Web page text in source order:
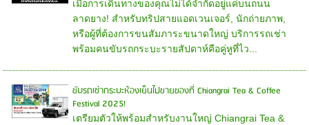
เมื่อการเดินทางของคุณไม่ได้จำกัดอยู่แค่บนถนน
ลาดยาง! สำหรับทริปสายแอดเวนเจอร์, นักถ่ายภาพ,
หรือผู้ที่ต้องการขนสัมภาระขนาดใหญ่ บริการรถเช่า
พร้อมคนขับรถกระบะรายสัปดาห์คือคู่หูที่ไว...
ขับรถเช่ากระบะห้องเย็นไปขายของที่ Chiangrai Tea & Coffee
Festival 2025!
เตรียมตัวให้พร้อมสำหรับงานใหญ่ Chiangrai Tea &